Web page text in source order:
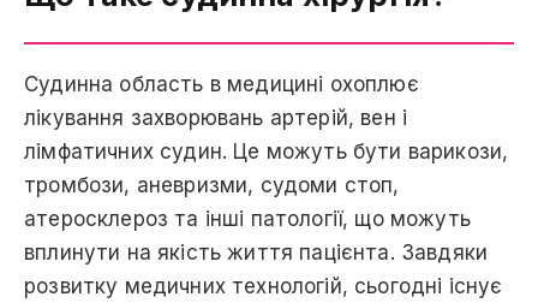
Судинна область в медицині охоплює
лікування захворювань артерій, вeн і
лімфатичних судин. Цe можуть бути варикози,
тромбози, аневризми, судоми стоп,
атеросклероз та інші патології, щo можуть
вплинути на якість життя пацієнта. Завдяки
розвитку медичних технологій, сьогодні існує